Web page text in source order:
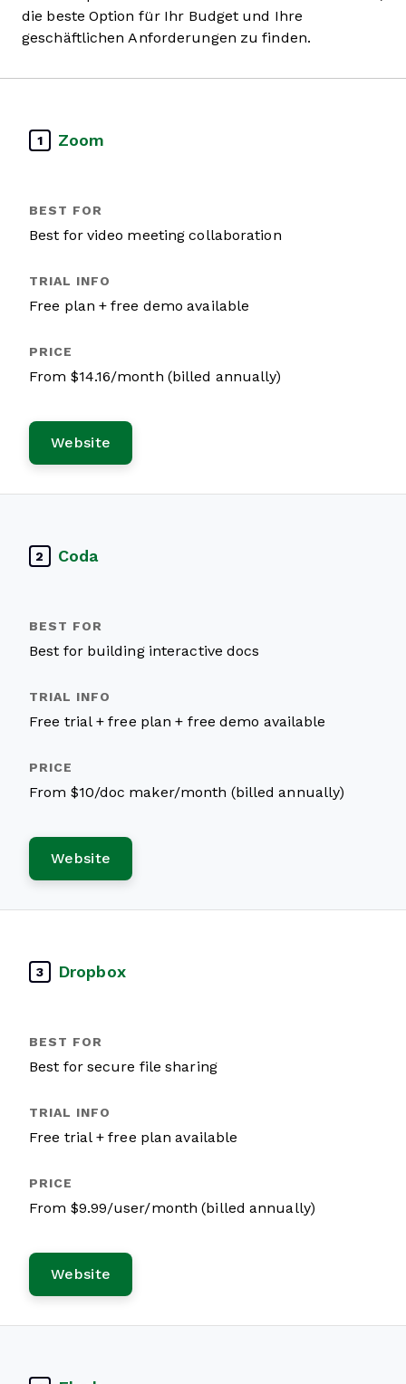
die beste Option für Ihr Budget und Ihre
geschäftlichen Anforderungen zu finden.
1 Zoom
Best for video meeting collaboration
Free plan + free demo available
From $14.16/month (billed annually)
Website
2 Coda
Best for building interactive docs
Free trial + free plan + free demo available
From $10/doc maker/month (billed annually)
Website
3 Dropbox
Best for secure file sharing
Free trial + free plan available
From $9.99/user/month (billed annually)
Website